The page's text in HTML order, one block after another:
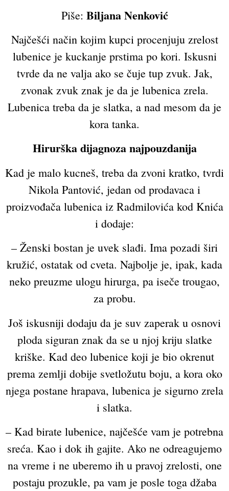
Piše: Biljana Nenković
Najčešći način kojim kupci procenjuju zrelost
lubenice je kuckanje prstima po kori. Iskusni
tvrde da ne valja ako se čuje tup zvuk. Jak,
zvonak zvuk znak je da je lubenica zrela.
Lubenica treba da je slatka, a nad mesom da je
kora tanka.
Hirurška dijagnoza najpouzdanija
Kad je malo kucneš, treba da zvoni kratko, tvrdi
Nikola Pantović, jedan od prodavaca i
proizvođača lubenica iz Radmilovića kod Knića
i dodaje:
– Ženski bostan je uvek slađi. Ima pozadi širi
kružić, ostatak od cveta. Najbolje je, ipak, kada
neko preuzme ulogu hirurga, pa iseče trougao,
za probu.
Još iskusniji dodaju da je suv zaperak u osnovi
ploda siguran znak da se u njoj kriju slatke
kriške. Kad deo lubenice koji je bio okrenut
prema zemlji dobije svetložutu boju, a kora oko
njega postane hrapava, lubenica je sigurno zrela
i slatka.
– Kad birate lubenice, najčešće vam je potrebna
sreća. Kao i dok ih gajite. Ako ne odreagujemo
na vreme i ne uberemo ih u pravoj zrelosti, one
postaju prozukle, pa vam je posle toga džaba